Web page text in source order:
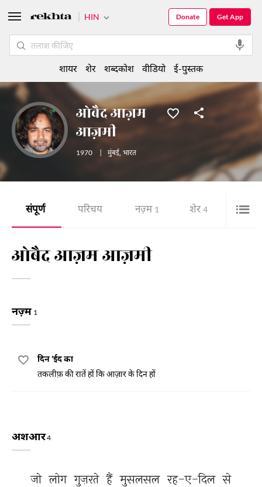
ओबैद आज़म
आज़मी
1970 मुंबई,भारत
संपूर्ण परिचय नज़्म 1 शेर 4 ई-
ओबैद आज़म आज़मी
नज़्म 1
दिन 'ईद का
तकलीफ़ की रातें हों कि आज़ार के दिन हों
अशआर4
जो लोग गुज़रते हैं मुसलसल रह-ए-दिल से
HIN Get App
Donate
शायर शेर शब्दकोश वीडियो ई-पुस्तक